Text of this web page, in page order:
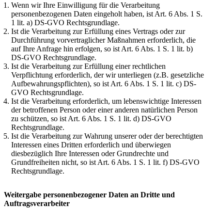
Wenn wir Ihre Einwilligung für die Verarbeitung
personenbezogenen Daten eingeholt haben, ist Art. 6 Abs. 1 S.
1 lit. a) DS-GVO Rechtsgrundlage.
Ist die Verarbeitung zur Erfüllung eines Vertrags oder zur
Durchführung vorvertraglicher Maßnahmen erforderlich, die
auf Ihre Anfrage hin erfolgen, so ist Art. 6 Abs. 1 S. 1 lit. b)
DS-GVO Rechtsgrundlage.
Ist die Verarbeitung zur Erfüllung einer rechtlichen
Verpflichtung erforderlich, der wir unterliegen (z.B. gesetzliche
Aufbewahrungspflichten), so ist Art. 6 Abs. 1 S. 1 lit. c) DS-
GVO Rechtsgrundlage.
Ist die Verarbeitung erforderlich, um lebenswichtige Interessen
der betroffenen Person oder einer anderen natürlichen Person
zu schützen, so ist Art. 6 Abs. 1 S. 1 lit. d) DS-GVO
Rechtsgrundlage.
Ist die Verarbeitung zur Wahrung unserer oder der berechtigten
Interessen eines Dritten erforderlich und überwiegen
diesbezüglich Ihre Interessen oder Grundrechte und
Grundfreiheiten nicht, so ist Art. 6 Abs. 1 S. 1 lit. f) DS-GVO
Rechtsgrundlage.
Weitergabe personenbezogener Daten an Dritte und
Auftragsverarbeiter